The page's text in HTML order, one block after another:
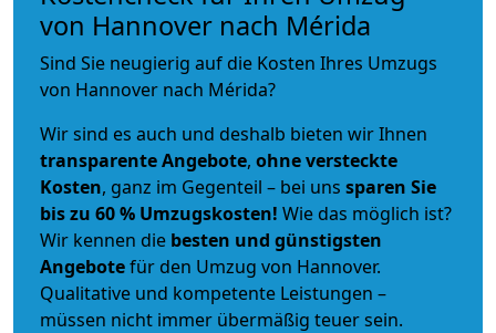
von Hannover nach Mérida
Sind Sie neugierig auf die Kosten Ihres Umzugs
von Hannover nach Mérida?
Wir sind es auch und deshalb bieten wir Ihnen
transparente Angebote, ohne versteckte
Kosten, ganz im Gegenteil – bei uns sparen Sie
bis zu 60 % Umzugskosten! Wie das möglich ist?
Wir kennen die besten und günstigsten
Angebotefür den Umzug von Hannover.
Qualitative und kompetente Leistungen –
müssen nicht immer übermäßig teuer sein.